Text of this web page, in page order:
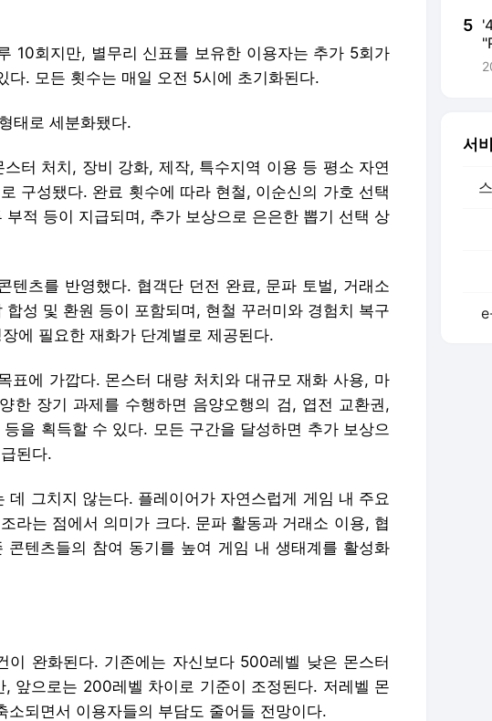
10회지만, 별무리 신표를 보유한 이용자는 추가 5회가
다. 모든 횟수는 매일 오전 5시에 초기화된다.
태로 세분화됐다.
터 처치, 장비 강화, 제작, 특수지역 이용 등 평소 자연
구성됐다. 완료 횟수에 따라 현철, 이순신의 가호 선택
적 등이 지급되며, 추가 보상으로 은은한 뽑기 선택 상
텐츠를 반영했다. 협객단 던전 완료, 문파 토벌, 거래소
합성 및 환원 등이 포함되며, 현철 꾸러미와 경험치 복구
에 필요한 재화가 단계별로 제공된다.
표에 가깝다. 몬스터 대량 처치와 대규모 재화 사용, 마
한 장기 과제를 수행하면 음양오행의 검, 엽전 교환권,
을 획득할 수 있다. 모든 구간을 달성하면 추가 보상으
된다.
데 그치지 않는다. 플레이어가 자연스럽게 게임 내 주요
라는 점에서 의미가 크다. 문파 활동과 거래소 이용, 협
텐츠들의 참여 동기를 높여 게임 내 생태계를 활성화
이 완화된다. 기존에는 자신보다 500레벨 낮은 몬스터
앞으로는 200레벨 차이로 기준이 조정된다. 저레벨 몬
소되면서 이용자들의 부담도 줄어들 전망이다.
5
서